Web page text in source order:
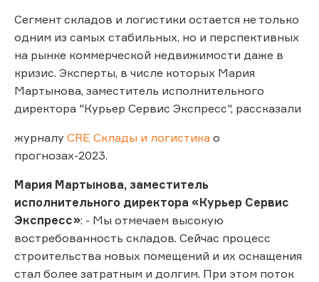
Сегмент складов и логистики остается не только
одним из самых стабильных, но и перспективных
на рынке коммерческой недвижимости даже в
кризис. Эксперты, в числе которых Мария
Мартынова, заместитель исполнительного
директора "Курьер Сервис Экспресс", рассказали
журналу CRE Склады и логистика о
прогнозах-2023.
Мария Мартынова, заместитель
исполнительного директора «Курьер Сервис
Экспресс»: - Мы отмечаем высокую
востребованность складов. Сейчас процесс
строительства новых помещений и их оснащения
стал более затратным и долгим. При этом поток